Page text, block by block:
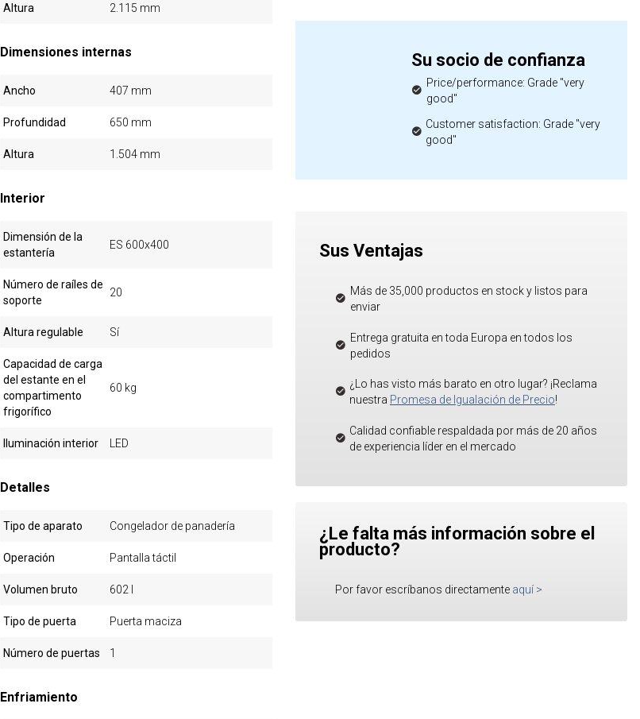
Altura 2.115 mm
Dimensiones internas
Ancho 407 mm
Profundidad 650 mm
Altura 1.504 mm
Interior
Dimensión de la
estantería
ES 600x400
Número de raíles de
soporte
20
Altura regulable Sí
Capacidad de carga
del estante en el
compartimento
frigorífico
60 kg
Iluminación interior LED
Detalles
Tipo de aparato Congelador de panadería
Operación Pantalla táctil
Volumen bruto 602 l
Tipo de puerta Puerta maciza
Número de puertas 1
Enfriamiento
Su socio de confianza
Price/performance: Grade "very
good"
Customer satisfaction: Grade "very
good"
Sus Ventajas
Más de 35,000 productos en stock y listos para
enviar
Entrega gratuita en toda Europa en todos los
pedidos
¿Lo has visto más barato en otro lugar? ¡Reclama
nuestra Promesa de Igualación de Precio!
Calidad confiable respaldada por más de 20 años
de experiencia líder en el mercado
¿Le falta más información sobre el
producto?
Por favor escríbanos directamente aquí >